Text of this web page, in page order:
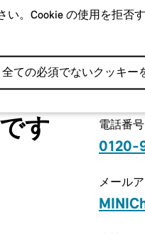
す
電話番号
0120-
メール
い。Cookie の使用を拒否
全ての必須でないクッキー